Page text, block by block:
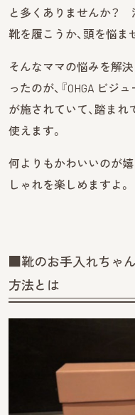
と多くありませんか？
靴を履こうか、頭を悩ま
そんなママの悩みを解
ったのが、『OHGA ビジ
が施されていて、踏ま
使えます。
何よりもかわいいのが
しゃれを楽しめますよ。
■靴のお手入れちゃ
方法とは